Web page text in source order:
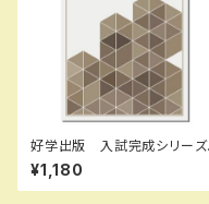
好学出版 入試完成シリー
テーマ史の完成 2026年度
版 新品完全セット ISBN：
CRNQP8PZ ISBN-10：
¥1,180